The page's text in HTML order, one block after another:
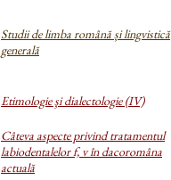
Studii de limba română și lingvistică
generală
Etimologie şi dialectologie (IV)
Câteva aspecte privind tratamentul
labiodentalelor f, v în dacoromâna
actuală